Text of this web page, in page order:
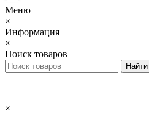
Меню
×
Информация
×
Поиск товаров
×